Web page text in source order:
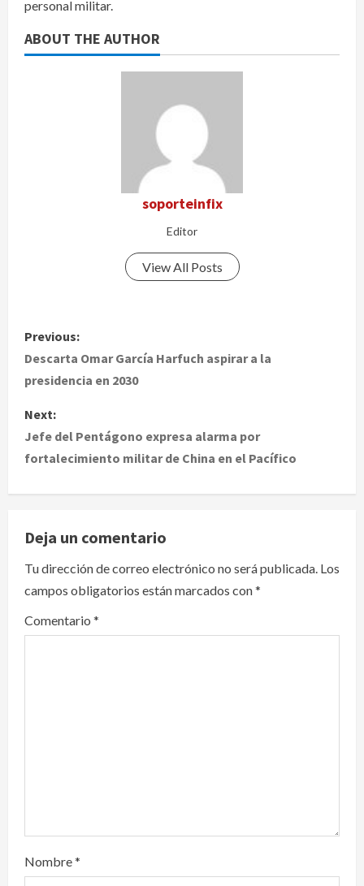
personal militar.
ABOUT THE AUTHOR
soporteinfix
Editor
View All Posts
P
o
s
t
n
a
v
i
g
a
Previous:
Descarta Omar García Harfuch aspirar a la
presidencia en 2030
Next:
Jefe del Pentágono expresa alarma por
fortalecimiento militar de China en el Pacífico
Deja un comentario
Tu dirección de correo electrónico no será publicada. Los
campos obligatorios están marcados con*
Comentario *
Nombre*